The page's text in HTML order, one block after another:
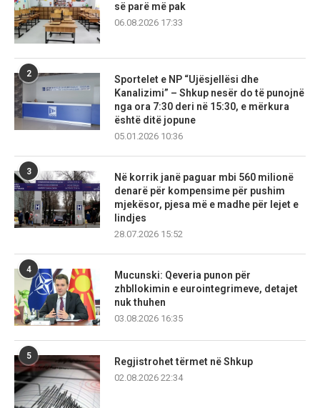
së parë më pak
06.08.2026 17:33
2
Sportelet e NP “Ujësjellësi dhe
Kanalizimi” – Shkup nesër do të punojnë
nga ora 7:30 deri në 15:30, e mërkura
është ditë jopune
05.01.2026 10:36
3
Në korrik janë paguar mbi 560 milionë
denarë për kompensime për pushim
mjekësor, pjesa më e madhe për lejet e
lindjes
28.07.2026 15:52
4
Mucunski: Qeveria punon për
zhbllokimin e eurointegrimeve, detajet
nuk thuhen
03.08.2026 16:35
5
Regjistrohet tërmet në Shkup
02.08.2026 22:34